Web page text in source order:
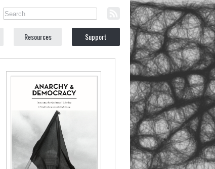
Resources Support